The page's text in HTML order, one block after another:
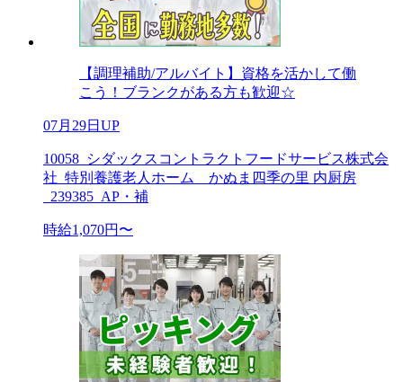
【調理補助/アルバイト】資格を活かして働
こう！ブランクがある方も歓迎☆
07月29日UP
10058_シダックスコントラクトフードサービス株式会
社_特別養護老人ホーム かぬま四季の里 内厨房
_239385_AP・補
時給1,070円〜